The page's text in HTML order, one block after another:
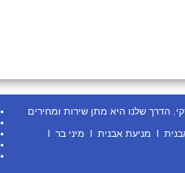
הדרך שלנו היא מתן שירות ומחירים
מניעת אבנית מיני בר l